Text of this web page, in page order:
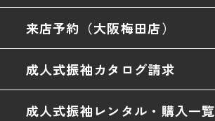
来店予約（大阪梅田店）
成人式振袖カタログ請求
成人式振袖レンタル・購入一覧